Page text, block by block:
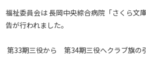
福祉委員会は 長岡中央綜合病院「さくら
告が行われました。
第33期三役から 第34期三役へクラブ旗の